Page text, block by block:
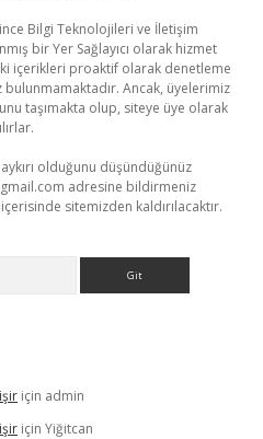
Bilgi Teknolojileri ve İletişim
bir Yer Sağlayıcı olarak hizmet
içerikleri proaktif olarak denetleme
Ancak, üyelerimiz
taşımakta olup, siteye üye olarak
olduğunu düşündüğünüz
adresine bildirmeniz
sitemizden kaldırılacaktır.
için admin
için Yiğitcan